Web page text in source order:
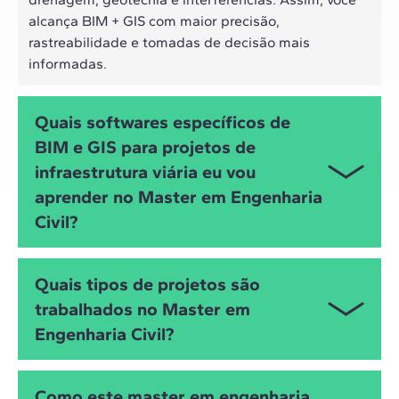
alcança BIM + GIS com maior precisão,
rastreabilidade e tomadas de decisão mais
informadas.
Quais softwares específicos de
BIM e GIS para projetos de
infraestrutura viária eu vou
aprender no Master em Engenharia
Civil?
InfraWorks (Autodesk) para o desenho geométrico e
modelagem de infraestrutura, Revit para o
desenvolvimento de projetos multidisciplinares,
planejamento e gestão da construção. Também
Quais tipos de projetos são
trabalhados no Master em
Engenharia Civil?